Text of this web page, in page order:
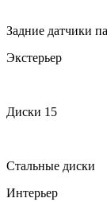
Задние датчики
Экстерьер
Диски 15
Стальные диски
Интерьер